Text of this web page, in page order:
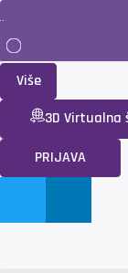
Više
3D Virtualna
PRIJAVA